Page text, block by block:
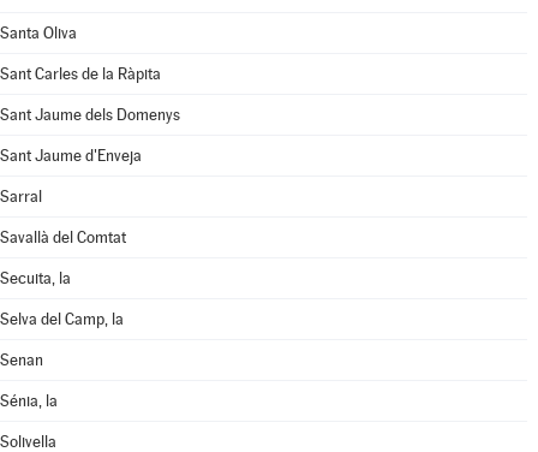
Santa Oliva
Sant Carles de la Ràpita
Sant Jaume dels Domenys
Sant Jaume d'Enveja
Sarral
Savallà del Comtat
Secuita, la
Selva del Camp, la
Senan
Sénia, la
Solivella